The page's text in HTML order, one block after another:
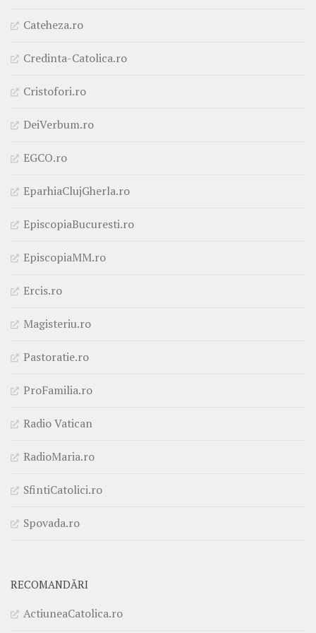
Cateheza.ro
Credinta-Catolica.ro
Cristofori.ro
DeiVerbum.ro
EGCO.ro
EparhiaClujGherla.ro
EpiscopiaBucuresti.ro
EpiscopiaMM.ro
Ercis.ro
Magisteriu.ro
Pastoratie.ro
ProFamilia.ro
Radio Vatican
RadioMaria.ro
SfintiCatolici.ro
Spovada.ro
RECOMANDĂRI
ActiuneaCatolica.ro